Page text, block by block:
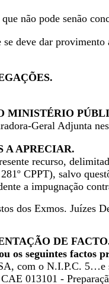
não pode senão
se deve dar provimento
MINISTÉRIO
Geral Adjunta
A APRECIAR.
recurso,
CPPT), salvo
a impugnação
dos Exmos. Juízes
DE
os seguintes factos
com o N.I.P.C. 5…e
013101 -